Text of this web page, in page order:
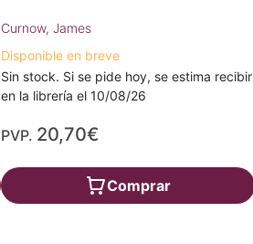
Curnow, James
Disponible en breve
Sin stock. Si se pide hoy, se estima recibir
en la librería el 10/08/26
PVP. 20,70€
Comprar